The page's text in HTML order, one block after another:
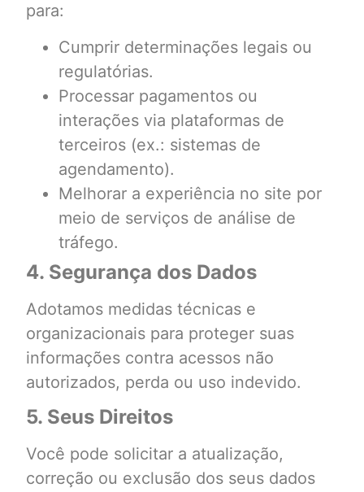
para:
Cumprir determinações legais ou
regulatórias.
Processar pagamentos ou
interações via plataformas de
terceiros (ex.: sistemas de
agendamento).
Melhorar a experiência no site por
meio de serviços de análise de
tráfego.
4. Segurança dos Dados
Adotamos medidas técnicas e
organizacionais para proteger suas
informações contra acessos não
autorizados, perda ou uso indevido.
5. Seus Direitos
Você pode solicitar a atualização,
correção ou exclusão dos seus dados